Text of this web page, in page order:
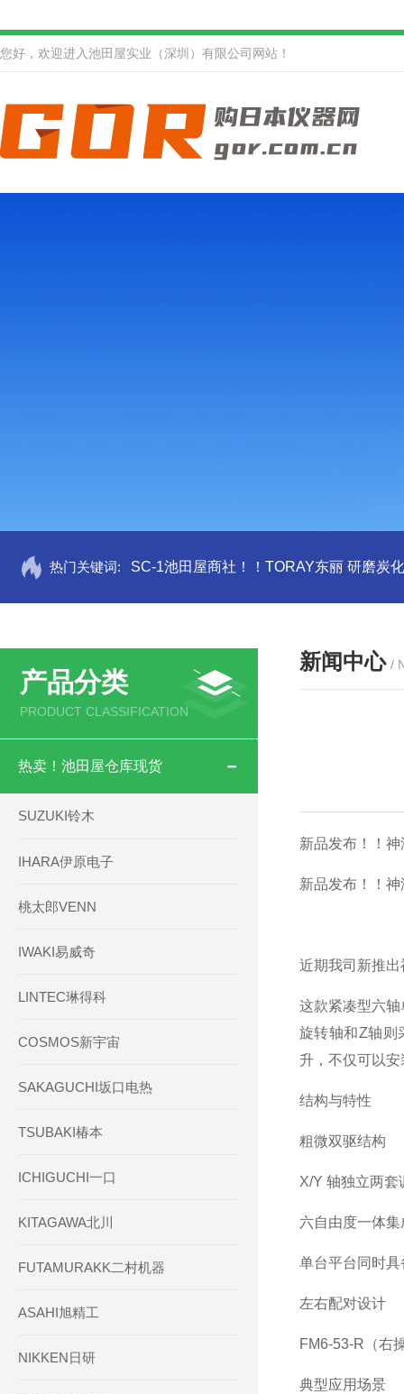
您好，欢迎进入池田屋实业（深圳）有限公司网站！
热门关键词: SC-1池田屋商社！！TORAY东丽 研磨炭
产品分类
PRODUCT CLASSIFICATION
热卖！池田屋仓库现货
SUZUKI铃木
IHARA伊原电子
桃太郎VENN
IWAKI易威奇
LINTEC琳得科
COSMOS新宇宙
SAKAGUCHI坂口电热
TSUBAKI椿本
ICHIGUCHI一口
KITAGAWA北川
FUTAMURAKK二村机器
ASAHI旭精工
NIKKEN日研
新闻中心 /
新品发布！！
新品发布！！
近期我司新推
这款紧凑型六
旋转轴和Z轴则
升，不仅可以
结构与特性
粗微双驱结构
X/Y 轴独立两
六自由度一体集
单台平台同时
左右配对设计
FM6-53-R（右
典型应用场景